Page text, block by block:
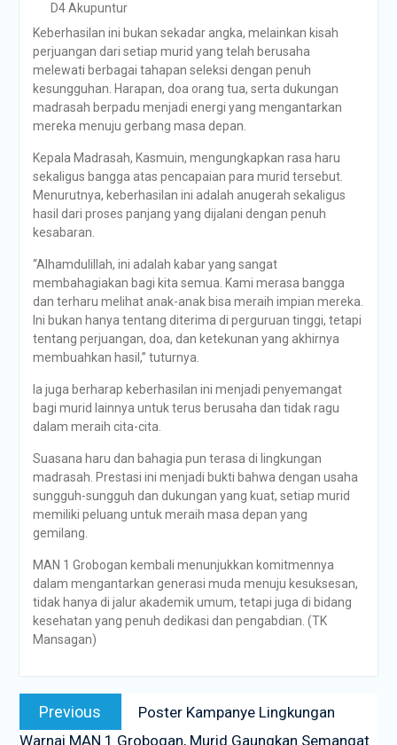
D4 Akupuntur
Keberhasilan ini bukan sekadar angka, melainkan kisah
perjuangan dari setiap murid yang telah berusaha
melewati berbagai tahapan seleksi dengan penuh
kesungguhan. Harapan, doa orang tua, serta dukungan
madrasah berpadu menjadi energi yang mengantarkan
mereka menuju gerbang masa depan.
Kepala Madrasah, Kasmuin, mengungkapkan rasa haru
sekaligus bangga atas pencapaian para murid tersebut.
Menurutnya, keberhasilan ini adalah anugerah sekaligus
hasil dari proses panjang yang dijalani dengan penuh
kesabaran.
“Alhamdulillah, ini adalah kabar yang sangat
membahagiakan bagi kita semua. Kami merasa bangga
dan terharu melihat anak-anak bisa meraih impian mereka.
Ini bukan hanya tentang diterima di perguruan tinggi, tetapi
tentang perjuangan, doa, dan ketekunan yang akhirnya
membuahkan hasil,” tuturnya.
Ia juga berharap keberhasilan ini menjadi penyemangat
bagi murid lainnya untuk terus berusaha dan tidak ragu
dalam meraih cita-cita.
Suasana haru dan bahagia pun terasa di lingkungan
madrasah. Prestasi ini menjadi bukti bahwa dengan usaha
sungguh-sungguh dan dukungan yang kuat, setiap murid
memiliki peluang untuk meraih masa depan yang
gemilang.
MAN 1 Grobogan kembali menunjukkan komitmennya
dalam mengantarkan generasi muda menuju kesuksesan,
tidak hanya di jalur akademik umum, tetapi juga di bidang
kesehatan yang penuh dedikasi dan pengabdian. (TK
Mansagan)
Previous
Poster Kampanye Lingkungan
Warnai MAN 1 Grobogan, Murid Gaungkan Semangat